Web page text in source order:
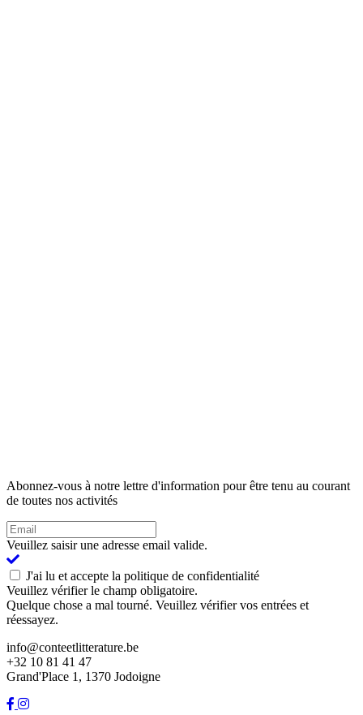
Abonnez-vous à notre lettre d'information pour être tenu au courant
de toutes nos activités
Veuillez saisir une adresse email valide.
J'ai lu et accepte la politique de confidentialité
Veuillez vérifier le champ obligatoire.
Quelque chose a mal tourné. Veuillez vérifier vos entrées et
réessayez.
info@conteetlitterature.be
+32 10 81 41 47
Grand'Place 1, 1370 Jodoigne